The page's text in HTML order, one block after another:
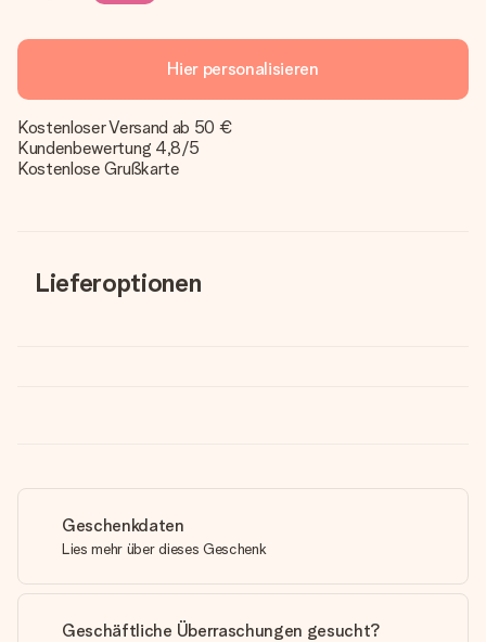
Hier personalisieren
Kostenloser Versand ab 50 €
Kundenbewertung 4,8/5
Kostenlose Grußkarte
Lieferoptionen
Geschenkdaten
Lies mehr über dieses Geschenk
Geschäftliche Überraschungen gesucht?